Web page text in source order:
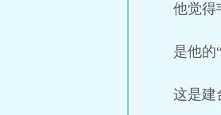
他觉得
是他的
这是建